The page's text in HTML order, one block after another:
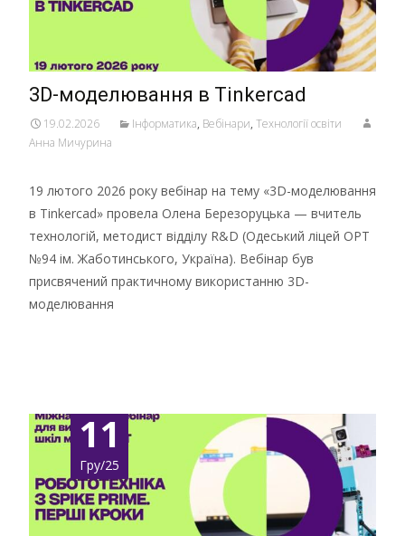
3D-моделювання в Tinkercad
19.02.2026 Інформатика, Вебінари, Технології освіти
Анна Мичурина
19 лютого 2026 року вебінар на тему «3D-моделювання
в Tinkercad» провела Олена Березоруцька — вчитель
технологій, методист відділу R&D (Одеський ліцей ОРТ
№94 ім. Жаботинського, Україна). Вебінар був
присвячений практичному використанню 3D-
моделювання
11
Гру/25